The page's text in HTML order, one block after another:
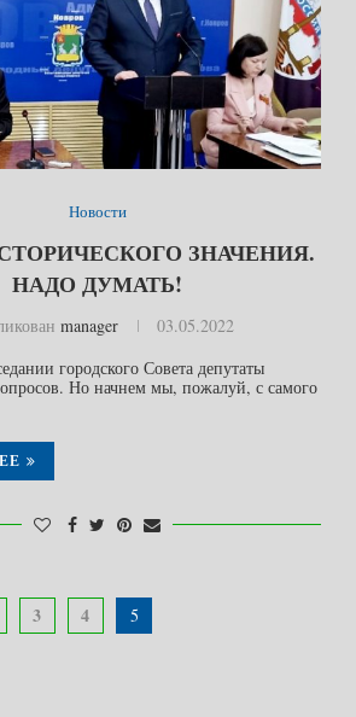
Новости
ЗНАЧЕНИЯ.
НАДО ДУМАТЬ!
manager
03.05.2022
городского Совета депутаты
Но начнем мы, пожалуй, с самого
3 4 5